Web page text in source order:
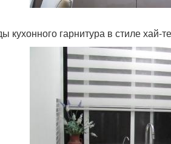
кухонного гарнитура в стиле хай-